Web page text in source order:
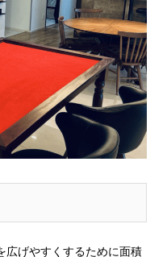
広げやすくするために面積